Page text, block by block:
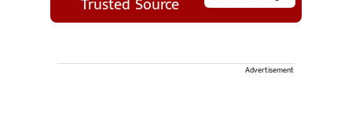
Advertisement